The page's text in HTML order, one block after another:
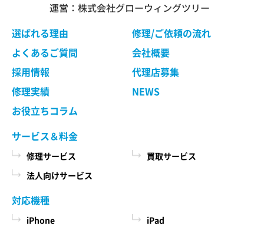
運営：株式会社グローウィングツリー
選ばれる理由
修理/ご依頼の流れ
よくあるご質問
会社概要
採用情報
代理店募集
修理実績
NEWS
お役立ちコラム
サービス＆料金
修理サービス
買取サービス
法人向けサービス
対応機種
iPhone
iPad